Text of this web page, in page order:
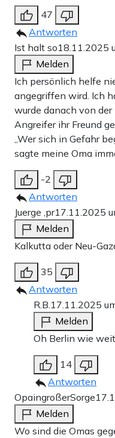
47
Antworten
Ist halt so18.11.2025
Melden
Ich persönlich helfe
angegriffen wird. Ich
wurde danach von der
Angreifer ihr Freund
„Wer sich in Gefahr
sagte meine Oma
-2
Antworten
Juerge ,pr17.11.2025
Melden
Kalkutta oder Neu-
35
Antworten
R.B.17.11.2025
Melden
Oh Berlin wie
14
Antworten
OpaingroßerSorge
Melden
Wo sind die Omas